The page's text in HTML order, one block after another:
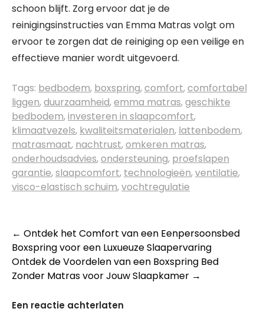
schoon blijft. Zorg ervoor dat je de
reinigingsinstructies van Emma Matras volgt om
ervoor te zorgen dat de reiniging op een veilige en
effectieve manier wordt uitgevoerd.
Tags: bedbodem, boxspring,comfort,comfortabel
liggen,duurzaamheid,emma matras,geschikte
bedbodem,investeren in slaapcomfort,
klimaatvezels, kwaliteitsmaterialen, lattenbodem,
matrasmaat, nachtrust,omkeren matras,
onderhoudsadvies,ondersteuning, proefslapen
garantie,slaapcomfort, technologieën,ventilatie,
visco-elastisch schuim,vochtregulatie
Berichtnavigatie
← Ontdek het Comfort van een Eenpersoonsbed
Boxspring voor een Luxueuze Slaapervaring
Ontdek de Voordelen van een Boxspring Bed
Zonder Matras voor Jouw Slaapkamer →
Een reactie achterlaten